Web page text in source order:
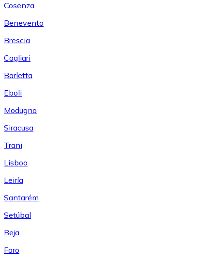
Cosenza
Benevento
Brescia
Cagliari
Barletta
Eboli
Modugno
Siracusa
Trani
Lisboa
Leiría
Santarém
Setúbal
Beja
Faro